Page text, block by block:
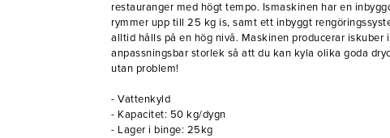
restauranger med högt tempo. Ismaskinen har en
rymmer upp till 25 kg is, samt ett inbyggt
alltid hålls på en hög nivå. Maskinen producerar iskuber
anpassningsbar storlek så att du kan kyla olika goda
utan problem!
- Vattenkyld
- Kapacitet: 50 kg/dygn
- Lager i binge: 25kg